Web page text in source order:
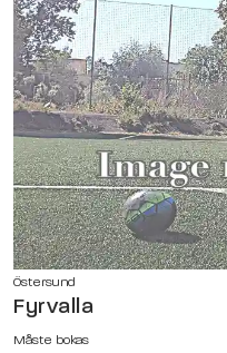
Östersund
Fyrvalla
Måste bokas